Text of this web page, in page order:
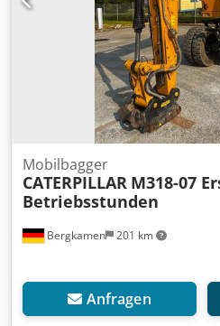
Bergkamen 201 km
Mobilbagger
CATERPILLAR M318-07
Betriebsstunden
Anfragen